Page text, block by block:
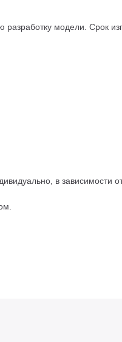
модели. Срок
в зависимости от